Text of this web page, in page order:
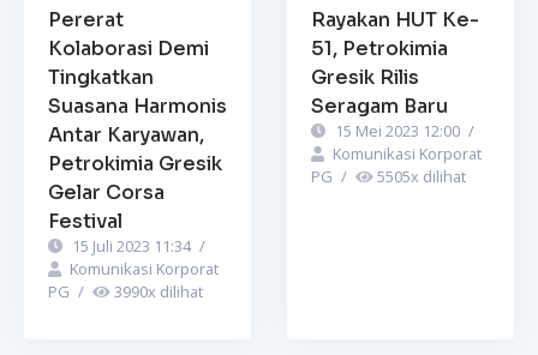
Pererat
Kolaborasi Demi
Tingkatkan
Suasana Harmonis
Antar Karyawan,
Petrokimia Gresik
Gelar Corsa
Festival
15 Juli 2023 11:34 /
Komunikasi Korporat
PG / 3990x dilihat
Rayakan HUT Ke-
51, Petrokimia
Gresik Rilis
Seragam Baru
15 Mei 2023 12:00 /
Komunikasi Korporat
PG / 5505x dilihat